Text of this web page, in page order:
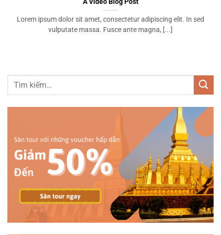
A Video Blog Post
Lorem ipsum dolor sit amet, consectetur adipiscing elit. In sed
vulputate massa. Fusce ante magna, [...]